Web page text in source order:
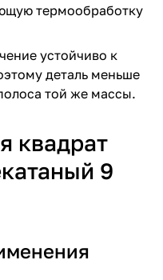
термообработку
устойчиво к
деталь меньше
той же массы.
квадрат
9